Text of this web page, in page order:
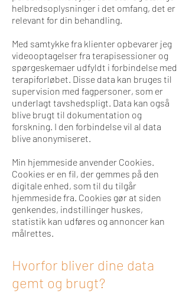
helbredsoplysninger i det omfang, det er
relevant for din behandling.
Med samtykke fra klienter opbevarer jeg
videooptagelser fra terapisessioner og
spørgeskemaer udfyldt i forbindelse med
terapiforløbet. Disse data kan bruges til
supervision med fagpersoner, som er
underlagt tavshedspligt. Data kan også
blive brugt til dokumentation og
forskning. I den forbindelse vil al data
blive anonymiseret.
Min hjemmeside anvender Cookies.
Cookies er en fil, der gemmes på den
digitale enhed, som til du tilgår
hjemmeside fra. Cookies gør at siden
genkendes, indstillinger huskes,
statistik kan udføres og annoncer kan
målrettes.
Hvorfor bliver dine data
gemt og brugt?